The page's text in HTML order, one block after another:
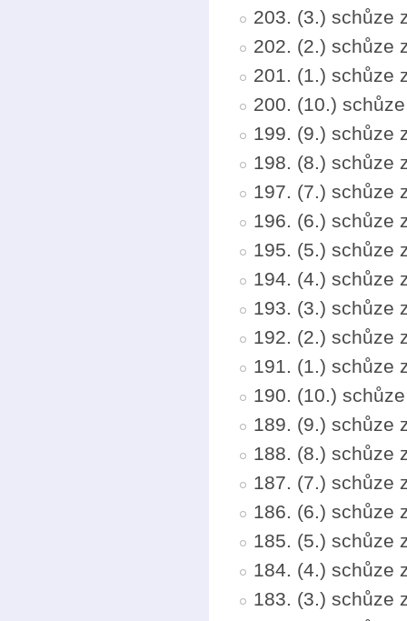
203. (3.) schůze
202. (2.) schůze
201. (1.) schůze
200. (10.)
199. (9.) schůze
198. (8.) schůze
197. (7.) schůze
196. (6.) schůze
195. (5.) schůze
194. (4.) schůze
193. (3.) schůze
192. (2.) schůze
191. (1.) schůze
190. (10.)
189. (9.) schůze
188. (8.) schůze
187. (7.) schůze
186. (6.) schůze
185. (5.) schůze
184. (4.) schůze
183. (3.) schůze